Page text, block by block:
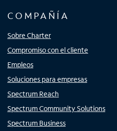
COMPAÑÍA
Sobre Charter
Compromiso con el cliente
Empleos
Soluciones para empresas
Spectrum Reach
Spectrum Community Solutions
Spectrum Business